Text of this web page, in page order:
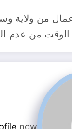
من ولاية
من عدم
now.